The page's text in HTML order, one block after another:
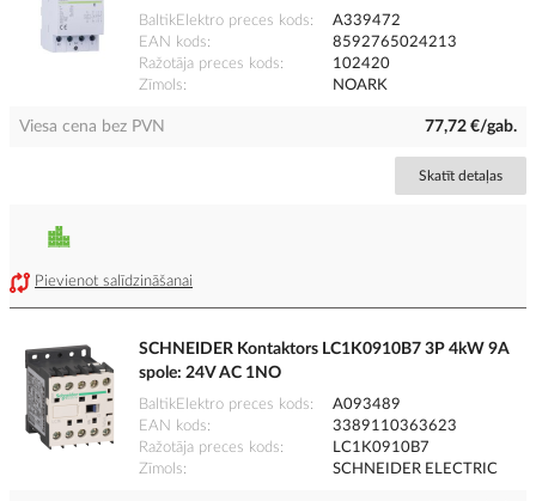
BaltikElektro preces kods
A339472
EAN kods
8592765024213
Ražotāja preces kods
102420
Zīmols
NOARK
Viesa cena bez PVN 77,72 €/gab.
Skatīt detaļas
Pievienot salīdzināšanai
SCHNEIDER Kontaktors LC1K0910B7 3P 4kW 9A
spole: 24V AC 1NO
BaltikElektro preces kods
A093489
EAN kods
3389110363623
Ražotāja preces kods
LC1K0910B7
Zīmols
SCHNEIDER ELECTRIC